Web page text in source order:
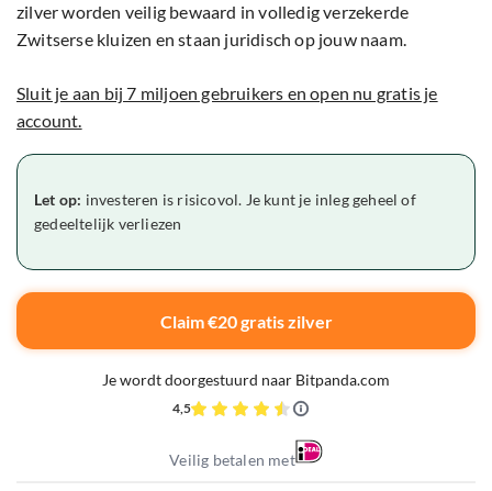
zilver worden veilig bewaard in volledig verzekerde
Zwitserse kluizen en staan juridisch op jouw naam.
Sluit je aan bij 7 miljoen gebruikers en open nu gratis je
account.
Let op: investeren is risicovol. Je kunt je inleg geheel of
gedeeltelijk verliezen
Claim €20 gratis zilver
Je wordt doorgestuurd naar Bitpanda.com
4,5
Veilig betalen met